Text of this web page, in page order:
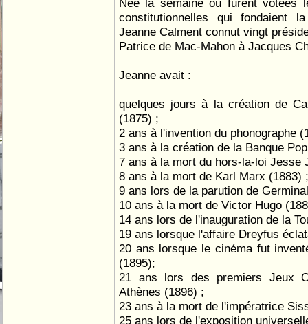
Née la semaine où furent votées
constitutionnelles qui fondaient
Jeanne Calment connut vingt
Patrice de Mac-Mahon à Jacques
Jeanne avait :
quelques jours à la création de
(1875) ;
2 ans à l'invention du phonographe
3 ans à la création de la Banque
7 ans à la mort du hors-la-loi Jesse
8 ans à la mort de Karl Marx (1883) ;
9 ans lors de la parution de
10 ans à la mort de Victor Hugo
14 ans lors de l'inauguration de la
19 ans lorsque l'affaire Dreyfus
20 ans lorsque le cinéma fut
(1895);
21 ans lors des premiers Jeux
Athènes (1896) ;
23 ans à la mort de l'impératrice
25 ans lors de l'exposition